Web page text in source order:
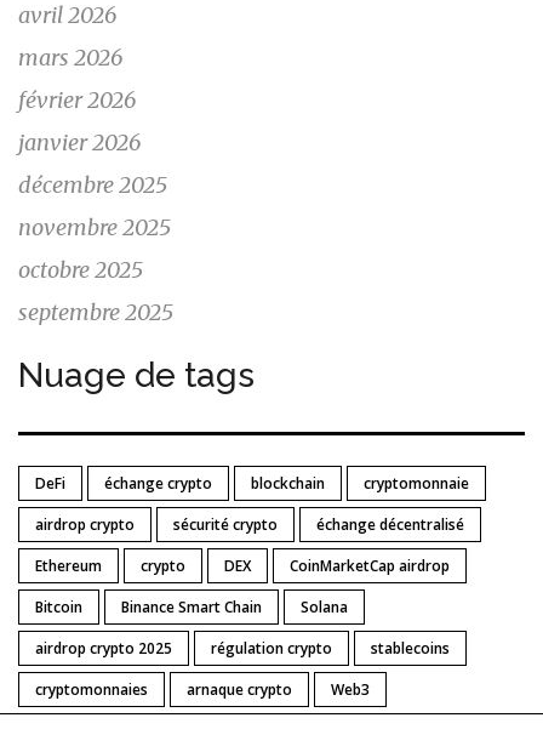
avril 2026
mars 2026
février 2026
janvier 2026
décembre 2025
novembre 2025
octobre 2025
septembre 2025
Nuage de tags
DeFi échange crypto blockchain
cryptomonnaie
airdrop crypto
sécurité crypto
échange décentralisé
Ethereum
crypto DEX
CoinMarketCap airdrop
Bitcoin
Binance Smart Chain
Solana
airdrop crypto 2025
régulation crypto
stablecoins
cryptomonnaies
arnaque crypto Web3